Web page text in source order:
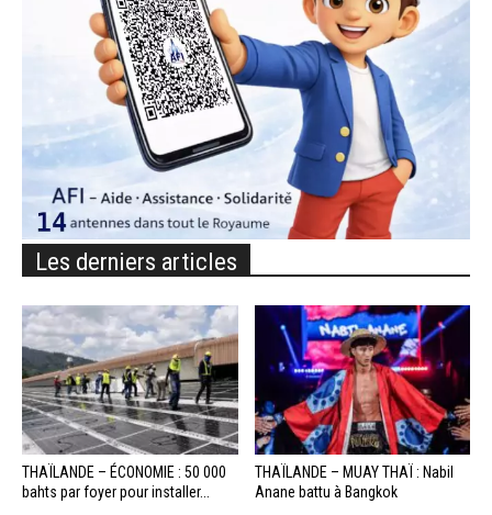
Les derniers articles
THAÏLANDE – ÉCONOMIE : 50 000
bahts par foyer pour installer...
THAÏLANDE – MUAY THAÏ : Nabil
Anane battu à Bangkok